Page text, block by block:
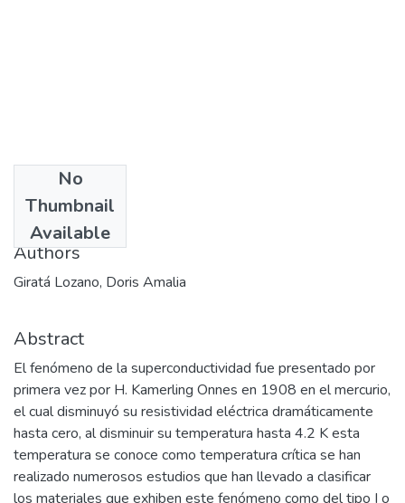
No
Thumbnail
Available
2003
Authors
Giratá Lozano, Doris Amalia
Abstract
El fenómeno de la superconductividad fue presentado por
primera vez por H. Kamerling Onnes en 1908 en el mercurio,
el cual disminuyó su resistividad eléctrica dramáticamente
hasta cero, al disminuir su temperatura hasta 4.2 K esta
temperatura se conoce como temperatura crítica se han
realizado numerosos estudios que han llevado a clasificar
los materiales que exhiben este fenómeno como del tipo I o